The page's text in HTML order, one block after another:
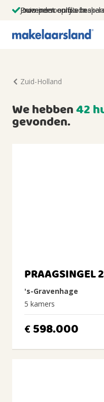
Jouw persoonlijke
Duizenden euro's
Prominent op funda
Zuid-Holland
We hebben42
gevonden.
PRAAGSINGEL
's-Gravenhage
5 kamers
€ 598.000